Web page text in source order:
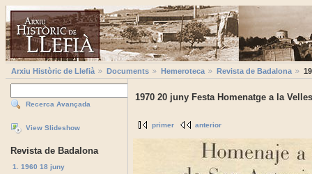
Arxiu Històric de Llefià Documents Hemeroteca Revista de Badalona
Recerca Avançada
View Slideshow
Revista de Badalona
1. 1960 18 juny
1970 20 juny Festa Homenatge a la
primer anterior